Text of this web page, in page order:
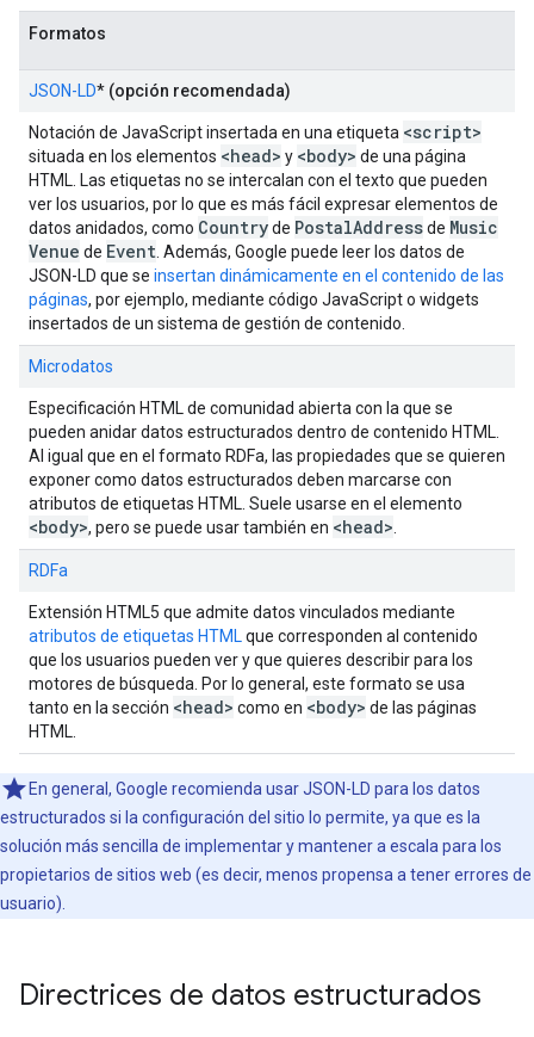
Formatos
JSON-LD* (opción recomendada)
Notación de JavaScript insertada en una etiqueta <script>
situada en los elementos <head> y <body> de una página
HTML. Las etiquetas no se intercalan con el texto que pueden
ver los usuarios, por lo que es más fácil expresar elementos de
datos anidados, como Countryde PostalAddressde Music
Venue de Event . Además, Google puede leer los datos de
JSON-LD que se insertan dinámicamente en el contenido de las
páginas, por ejemplo, mediante código JavaScript o widgets
insertados de un sistema de gestión de contenido.
Microdatos
Especificación HTML de comunidad abierta con la que se
pueden anidar datos estructurados dentro de contenido HTML.
Al igual que en el formato RDFa, las propiedades que se quieren
exponer como datos estructurados deben marcarse con
atributos de etiquetas HTML. Suele usarse en el elemento
<body>, pero se puede usar también en <head>
RDFa
Extensión HTML5 que admite datos vinculados mediante
atributos de etiquetas HTML que corresponden al contenido
que los usuarios pueden ver y que quieres describir para los
motores de búsqueda. Por lo general, este formato se usa
tanto en la sección <head> como en <body> de las páginas
HTML.
En general, Google recomienda usar JSON-LD para los datos
estructurados si la configuración del sitio lo permite, ya que es la
solución más sencilla de implementar y mantener a escala para los
propietarios de sitios web (es decir, menos propensa a tener errores de
usuario).
Directrices de datos estructurados